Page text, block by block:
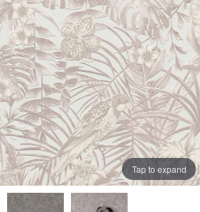
Tap to expand